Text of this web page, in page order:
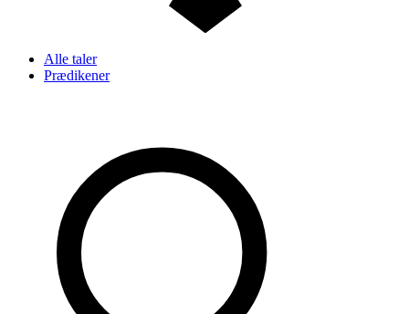
Alle taler
Prædikener